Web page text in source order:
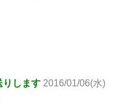
りします 2016/01/06(水)